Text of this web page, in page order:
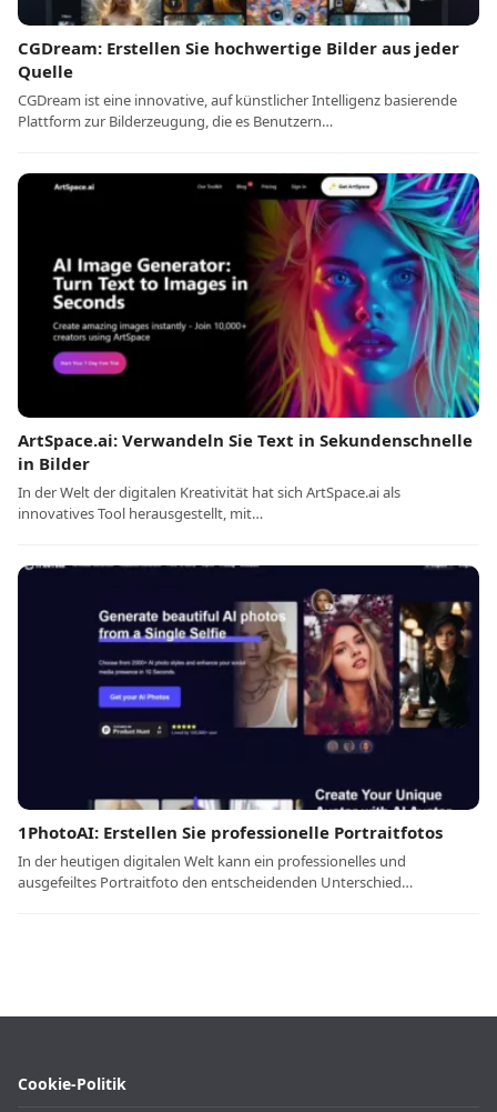
CGDream: Erstellen Sie hochwertige Bilder aus jeder
Quelle
CGDream ist eine innovative, auf künstlicher Intelligenz basierende
Plattform zur Bilderzeugung, die es Benutzern…
ArtSpace.ai: Verwandeln Sie Text in Sekundenschnelle
in Bilder
In der Welt der digitalen Kreativität hat sich ArtSpace.ai als
innovatives Tool herausgestellt, mit…
1PhotoAI: Erstellen Sie professionelle Portraitfotos
In der heutigen digitalen Welt kann ein professionelles und
ausgefeiltes Portraitfoto den entscheidenden Unterschied…
Cookie-Politik